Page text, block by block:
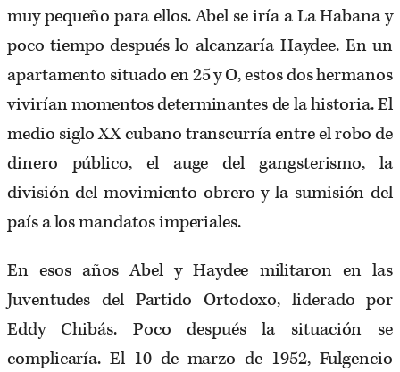
muy pequeño para ellos. Abel se iría a La Habana y
poco tiempo después lo alcanzaría Haydee. En un
apartamento situado en 25 y O, estos dos hermanos
vivirían momentos determinantes de la historia. El
medio siglo XX cubano transcurría entre el robo de
dinero público, el auge del gangsterismo, la
división del movimiento obrero y la sumisión del
país a los mandatos imperiales.
En esos años Abel y Haydee militaron en las
Juventudes del Partido Ortodoxo, liderado por
Eddy Chibás. Poco después la situación se
complicaría. El 10 de marzo de 1952, Fulgencio